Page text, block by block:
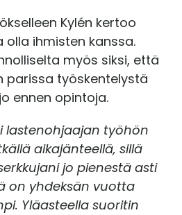
Kylén kertoo
olla ihmisten kanssa.
myös siksi, että
parissa työskentelystä
ennen opintoja.
lastenohjaajan työhön
aikajänteellä, sillä
jo pienestä asti
on yhdeksän vuotta
Yläasteella suoritin